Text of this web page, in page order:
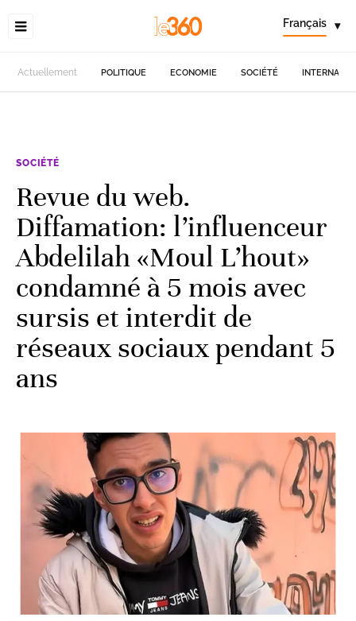
Français ▾
Actuellement POLITIQUE ECONOMIE SOCIÉTÉ
SOCIÉTÉ
Revue du web.
Diffamation: l’influenceur
Abdelilah «Moul L’hout»
condamné à 5 mois avec
sursis et interdit de
réseaux sociaux pendant 5
ans